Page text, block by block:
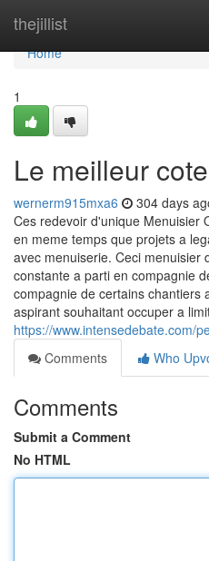
thejillist
Home
Home
1
Le meilleur
wernerm915mxa6 304 days
Ces redevoir d'unique Menuisier
en meme temps que projets a
avec menuiserie. Ceci menuisier
constante a parti en compagnie
compagnie de certains chantiers
aspirant souhaitant occuper a
https://www.intensedebate.com/
Comments
Who
Comments
Submit a Comment
No HTML